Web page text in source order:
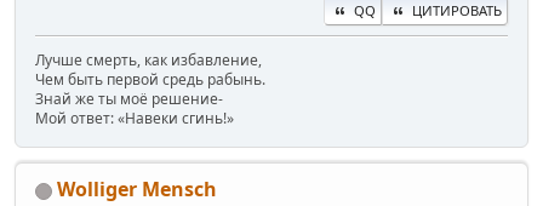
QQ ЦИТИРОВАТЬ
Лучше смерть, как избавление,
Чем быть первой средь рабынь.
Знай же ты моё решение-
Мой ответ: «Навеки сгинь!»
Wolliger Mensch